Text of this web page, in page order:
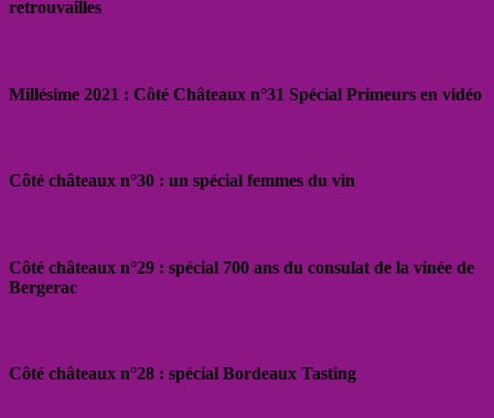
retrouvailles
Millésime 2021 : Côté Châteaux n°31 Spécial Primeurs en vidéo
Côté châteaux n°30 : un spécial femmes du vin
Côté châteaux n°29 : spécial 700 ans du consulat de la vinée de
Bergerac
Côté châteaux n°28 : spécial Bordeaux Tasting